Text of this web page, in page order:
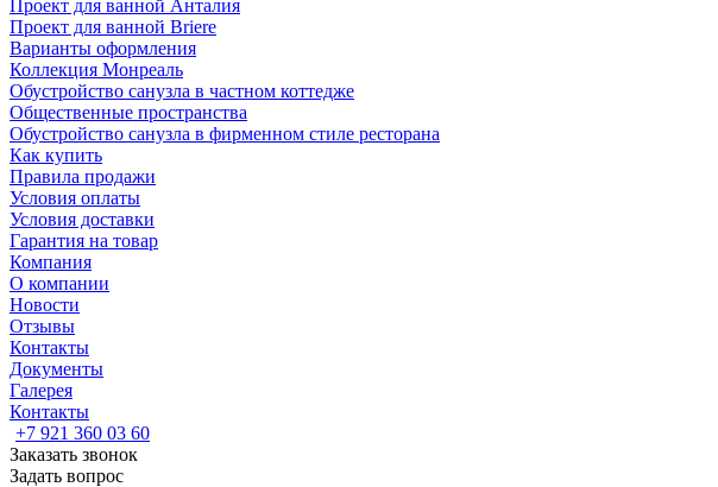
Проект для ванной Анталия
Проект для ванной Briere
Варианты оформления
Коллекция Монреаль
Обустройство санузла в частном коттедже
Общественные пространства
Обустройство санузла в фирменном стиле ресторана
Как купить
Правила продажи
Условия оплаты
Условия доставки
Гарантия на товар
Компания
О компании
Новости
Отзывы
Контакты
Документы
Галерея
Контакты
+7 921 360 03 60
Заказать звонок
Задать вопрос